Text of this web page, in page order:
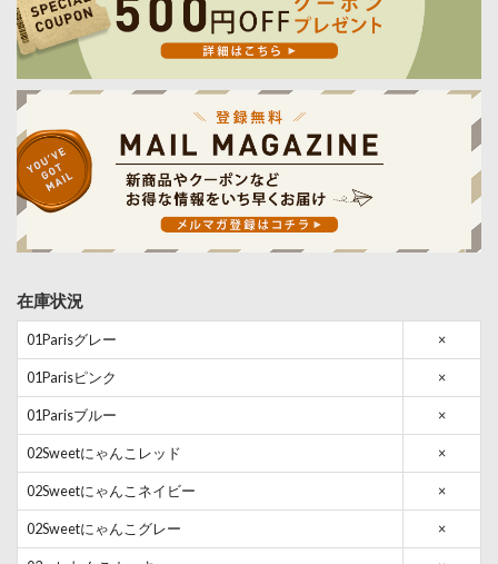
在庫状況
01Parisグレー ×
01Parisピンク ×
01Parisブルー ×
02Sweetにゃんこレッド ×
02Sweetにゃんこネイビー ×
02Sweetにゃんこグレー ×